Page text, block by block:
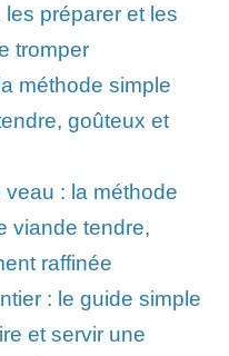
préparer et les
tromper
méthode simple
goûteux et
: la méthode
viande tendre,
raffinée
: le guide simple
et servir une